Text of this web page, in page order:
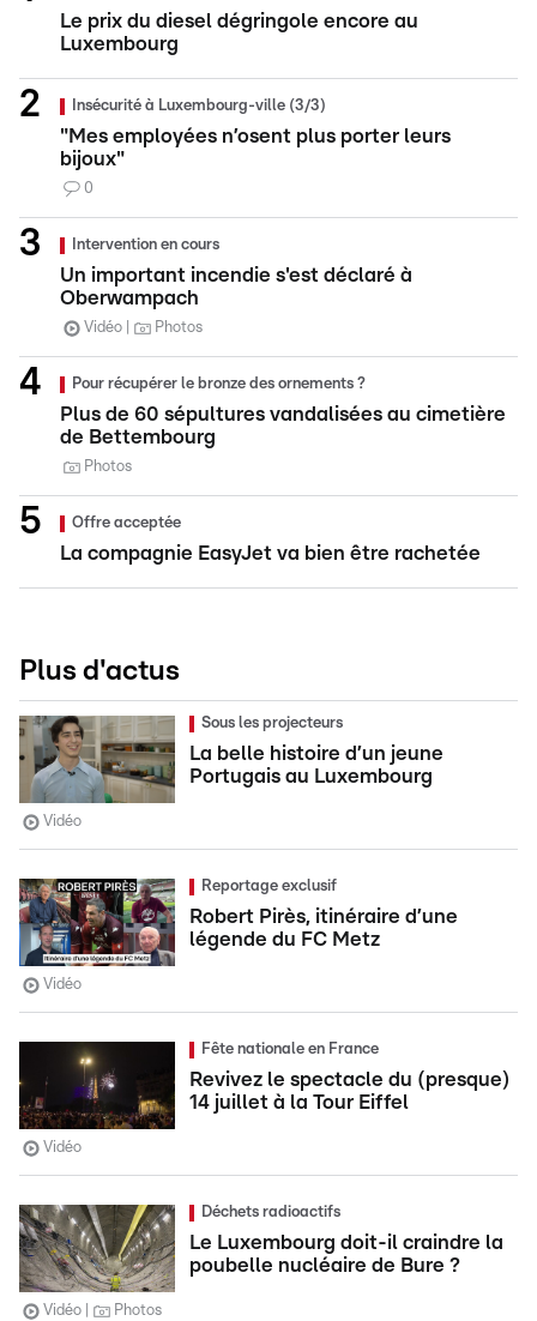
Le prix du diesel dégringole encore au
Luxembourg
Insécurité à Luxembourg-ville (3/3)
"Mes employées n’osent plus porter leurs
bijoux"
0
Intervention en cours
Un important incendie s'est déclaré à
Oberwampach
Vidéo Photos
Pour récupérer le bronze des ornements ?
Plus de 60 sépultures vandalisées au cimetière
de Bettembourg
Photos
Offre acceptée
La compagnie EasyJet va bien être rachetée
Plus d'actus
Sous les projecteurs
La belle histoire d’un jeune
Portugais au Luxembourg
Vidéo
Reportage exclusif
Robert Pirès, itinéraire d’une
légende du FC Metz
Vidéo
Fête nationale en France
Revivez le spectacle du (presque)
14 juillet à la Tour Eiffel
Vidéo
Déchets radioactifs
Le Luxembourg doit-il craindre la
poubelle nucléaire de Bure ?
Vidéo Photos